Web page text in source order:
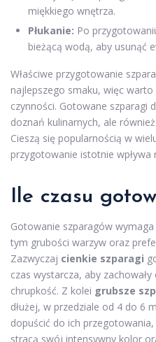
miękkiego wnętrza.
Płukanie: Po
bieżącą wodą, aby usunąć
Właściwe przygotowanie
najlepszego smaku, więc
czynności. Gotowane szparagi
doznań kulinarnych, ale
Cieszą się popularnością w
przygotowanie istotnie
Ile czasu
Gotowanie szparagów
tym grubości warzyw oraz
Zazwyczaj cienkie szparagi
czas wystarcza, aby
chrupkość. Z kolei grubsze
dłużej, w przedziale od 4 do 6
dopuścić do ich
stracą swój intensywny kolor